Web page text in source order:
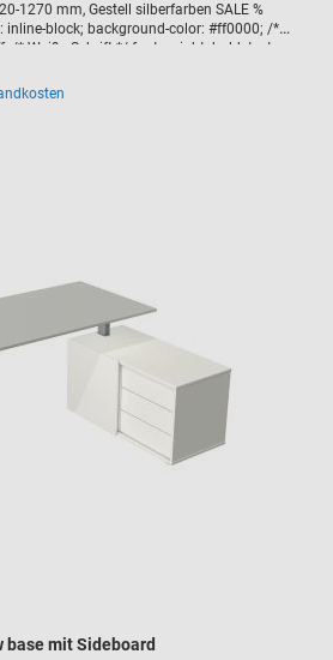
1270 mm, Gestell silberfarben SALE %
10px; letter-spacing: 1px; }
mit Sideboard